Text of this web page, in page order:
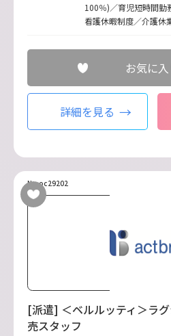
100％)／育児短時間勤
看護休暇制度／介護休
お気に入
詳細を見る
No.oc29202
[派遣] ＜ベルルッティ＞ラ
売スタッフ